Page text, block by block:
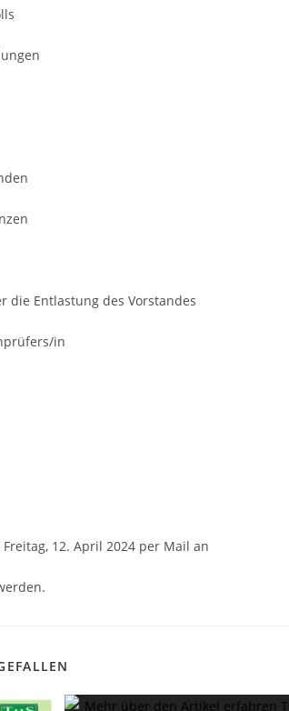
Entlastung des Vorstandes
in
12. April 2024 per Mail an